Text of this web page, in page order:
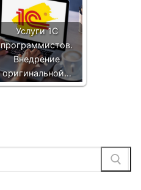
Услуги 1С
программистов.
Внедрение
оригинальной…